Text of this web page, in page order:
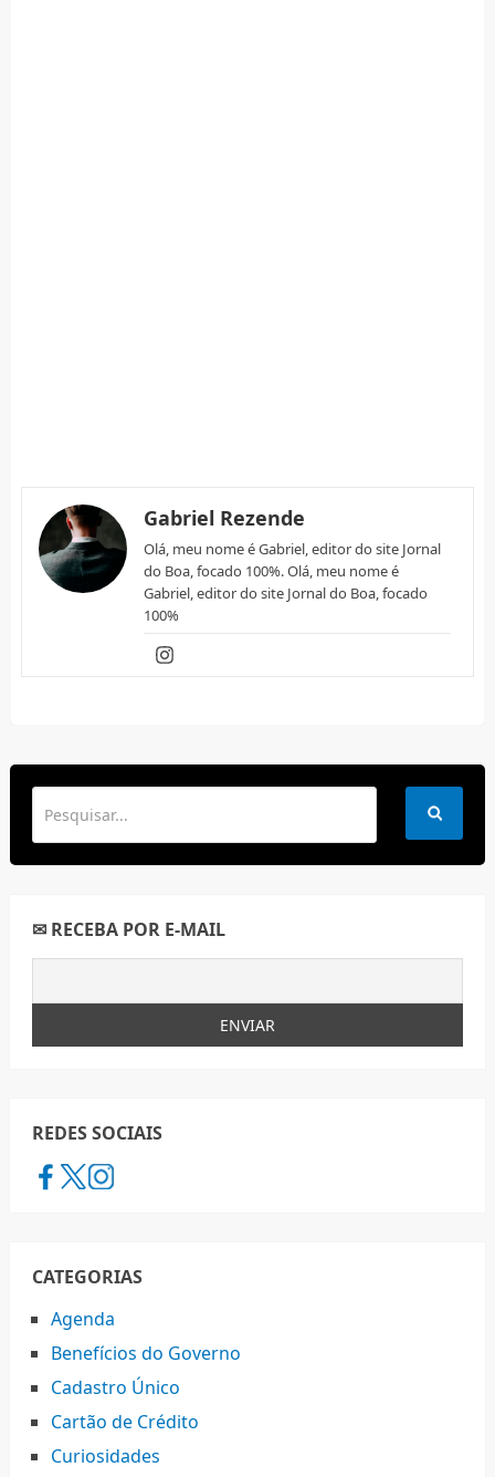
Gabriel Rezende
Olá, meu nome é Gabriel, editor do site Jornal
do Boa, focado 100%. Olá, meu nome é
Gabriel, editor do site Jornal do Boa, focado
100%
✉ RECEBA POR E-MAIL
REDES SOCIAIS
CATEGORIAS
Agenda
Benefícios do Governo
Cadastro Único
Cartão de Crédito
Curiosidades